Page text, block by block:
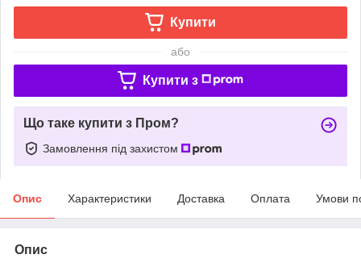
Купити
або
Купити з
Що таке купити з Пром?
Замовлення під захистом
Опис Характеристики Доставка Оплата Умови
Опис